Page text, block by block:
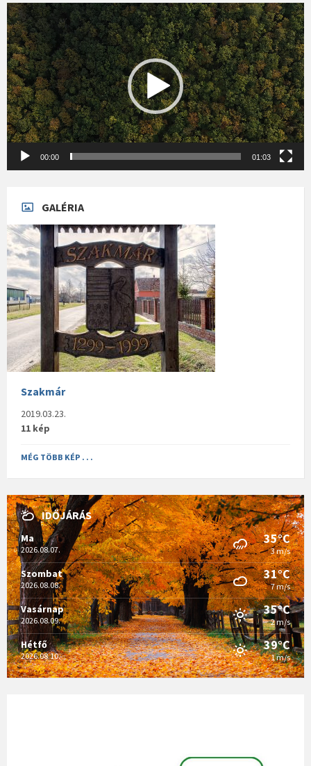
Videólejátszó
00:00 01:03
GALÉRIA
Szakmár
2019.03.23.
11 kép
MÉG TÖBB KÉP . . .
IDŐJÁRÁS
Ma
2026.08.07.
35°C
3 m/s
Szombat
2026.08.08.
31°C
7 m/s
Vasárnap
2026.08.09.
35°C
2 m/s
Hétfő
2026.08.10.
39°C
1 m/s